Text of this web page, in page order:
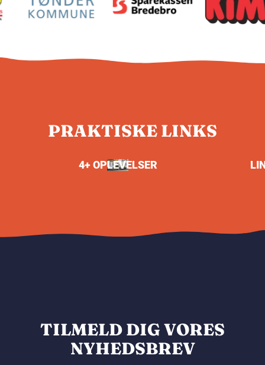
PRAKTISKE LINKS
4+ OPLEVELSER
TILMELD DIG VORES
NYHEDSBREV